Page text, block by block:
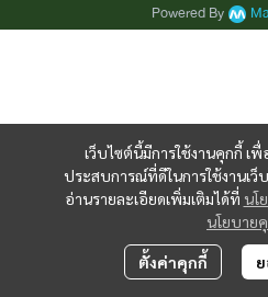
เว็บไซต์นี้มีการใช้งานคุกกี้ เ
ประสบการณ์ที่ดีในการใช้งานเ
อ่านรายละเอียดเพิ่มเติมได้ที่ นโ
นโยบาย
ตั้งค่าคุกกี้
Powered By